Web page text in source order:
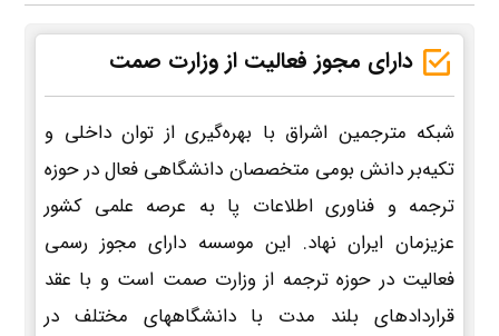
دارای مجوز فعالیت از وزارت صمت
شبکه مترجمین اشراق با بهره‌گیری از توان داخلی و
تکیه‌بر دانش بومی متخصصان دانشگاهی فعال در حوزه
ترجمه و فناوری اطلاعات پا به عرصه علمی کشور
عزیزمان ایران نهاد. این موسسه دارای مجوز رسمی
فعالیت در حوزه ترجمه از وزارت صمت است و با عقد
قراردادهای بلند مدت با دانشگاههای مختلف در